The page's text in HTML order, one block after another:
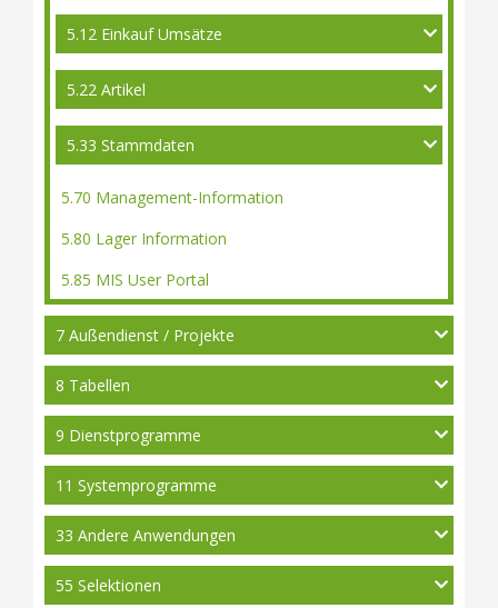
5.12 Einkauf Umsätze
5.22 Artikel
5.33 Stammdaten
5.70 Management-Information
5.80 Lager Information
5.85 MIS User Portal
7 Außendienst / Projekte
8 Tabellen
9 Dienstprogramme
11 Systemprogramme
33 Andere Anwendungen
55 Selektionen